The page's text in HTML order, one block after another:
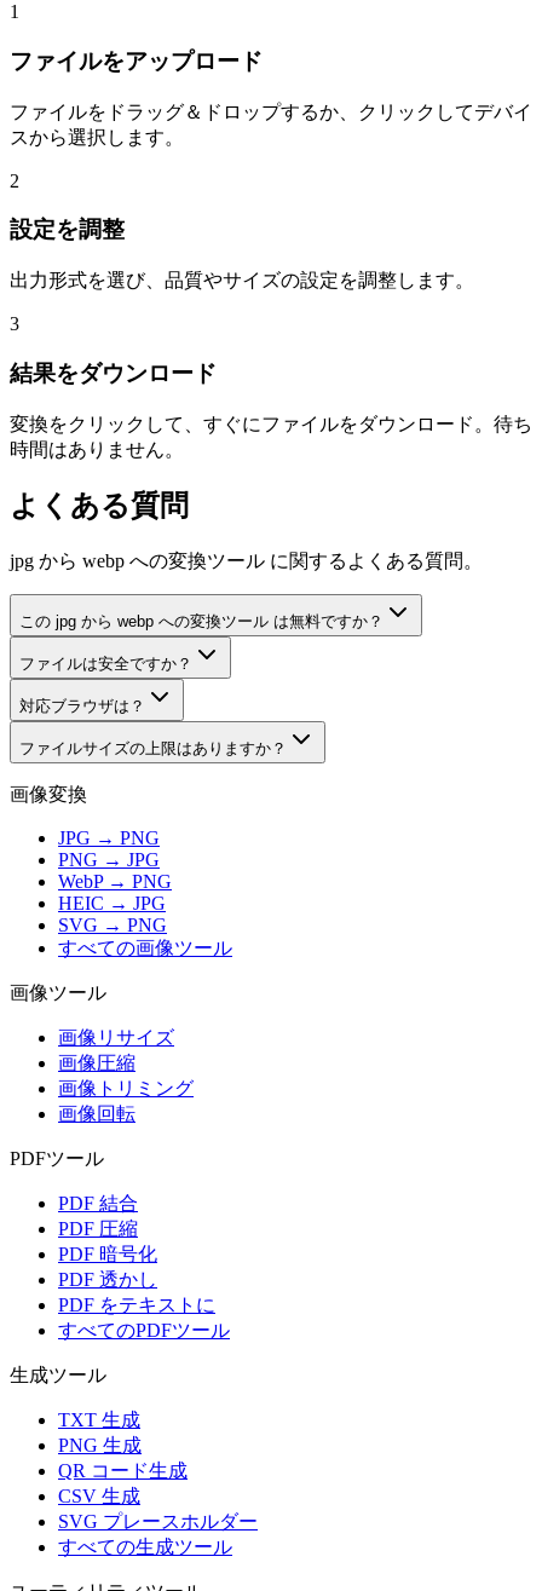
1
ファイルをアップロード
ファイルをドラッグ＆ドロップするか、クリックしてデバイ
スから選択します。
2
設定を調整
出力形式を選び、品質やサイズの設定を調整します。
3
結果をダウンロード
変換をクリックして、すぐにファイルをダウンロード。待ち
時間はありません。
よくある質問
jpg から webp への変換ツール に関するよくある質問。
この jpg から webp への変換ツール は無料ですか？
ファイルは安全ですか？
対応ブラウザは？
ファイルサイズの上限はありますか？
画像変換
JPG → PNG
PNG → JPG
WebP → PNG
HEIC → JPG
SVG → PNG
すべての画像ツール
画像ツール
画像リサイズ
画像圧縮
画像トリミング
画像回転
PDFツール
PDF 結合
PDF 圧縮
PDF 暗号化
PDF 透かし
PDF をテキストに
すべてのPDFツール
生成ツール
TXT 生成
PNG 生成
QR コード生成
CSV 生成
SVG プレースホルダー
すべての生成ツール